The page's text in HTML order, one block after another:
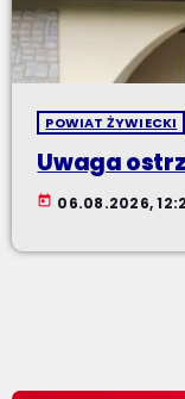
POWIAT ŻYWIECKI
Uwaga
today 06.08.2026,